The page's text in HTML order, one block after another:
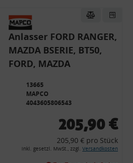
Anlasser FORD RANGER,
MAZDA BSERIE, BT50,
FORD, MAZDA
13665
MAPCO
4043605806543
205,90 €
205,90 € pro Stück
inkl. gesetzl. MwSt., zzgl. Versandkosten